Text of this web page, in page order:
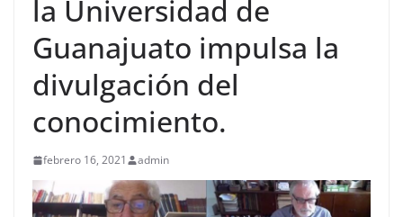
la Universidad de
Guanajuato impulsa la
divulgación del
conocimiento.
febrero 16, 2021 admin